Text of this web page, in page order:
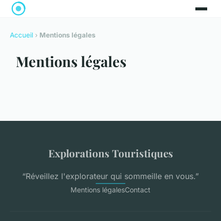
Accueil › Mentions légales
Mentions légales
Explorations Touristiques
“Réveillez l'explorateur qui sommeille en vous.”
Mentions légalesContact